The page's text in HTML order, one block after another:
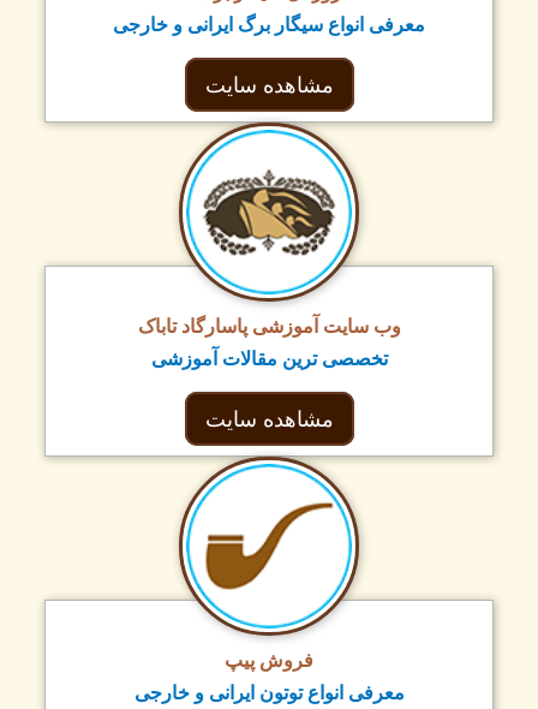
معرفی انواع سیگار برگ ایرانی و خارجی
مشاهده سایت
وب سایت آموزشی پاسارگاد تاباک
تخصصی ترین مقالات آموزشی
مشاهده سایت
فروش پیپ
معرفی انواع توتون ایرانی و خارجی